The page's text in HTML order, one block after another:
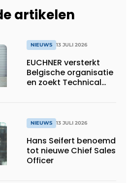
artikelen
NIEUWS 13 JULI 2026
EUCHNER versterkt
Belgische organisatie
en zoekt Technical
NIEUWS 13 JULI 2026
Hans Seifert benoemd
tot nieuwe Chief Sales
Officer